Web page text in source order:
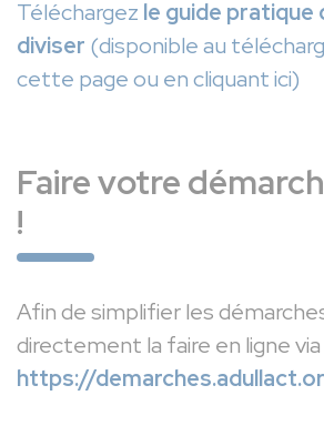
Téléchargez le guide pratique
diviser (disponible au
cette page ou en cliquant ici)
Faire votre
!
Afin de simplifier les
directement la faire en ligne via
https://